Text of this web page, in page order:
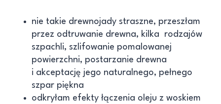
nie takie drewnojady straszne, przeszłam
przez odtruwanie drewna, kilka rodzajów
szpachli, szlifowanie pomalowanej
powierzchni, postarzanie drewna
i akceptację jego naturalnego, pełnego
szpar piękna
odkryłam efekty łączenia oleju z woskiem